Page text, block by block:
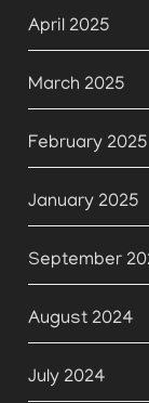
April 2025
March 2025
February 2025
January 2025
September
August 2024
July 2024